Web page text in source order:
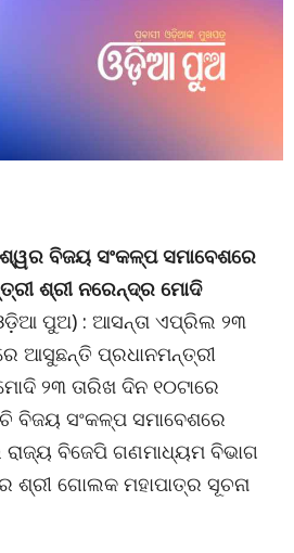
ବିଜୟ ସଂକଳ୍ପ ସମାବେଶରେ
ଶ୍ରୀ ନରେନ୍ଦ୍ର ମୋଦି
ପୁଅ) : ଆସନ୍ତା ଏପ୍ରିଲ ୨୩
ଆସୁଛନ୍ତି ପ୍ରଧାନମନ୍ତ୍ରୀ
୨୩ ତାରିଖ ଦିନ ୧୦ଟାରେ
ବିଜୟ ସଂକଳ୍ପ ସମାବେଶରେ
ବିଜେପି ଗଣମାଧ୍ୟମ ବିଭାଗ
ଶ୍ରୀ ଗୋଲକ ମହାପାତ୍ର ସୂଚନା